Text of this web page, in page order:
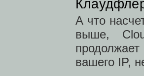
А что
выше,
вашего IP,